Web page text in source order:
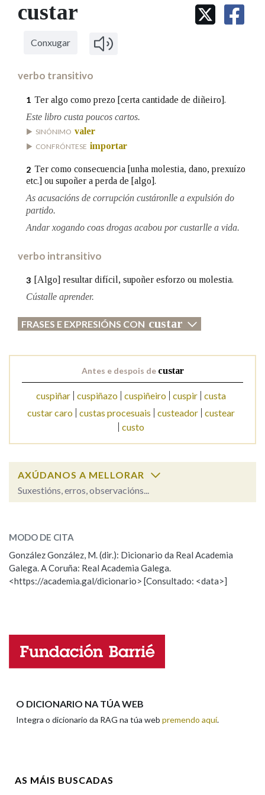
IDENTIDADE CORPORATIVA
MARCIAL DEL ADALID
FIGURAS HOMENAXEADAS
Facebook
TwitterYoutubeInstagram
BUSCAR NOS LEMAS
Comeza por
Contén
BUSCAR NO CONTIDO
Nas definicións
Nos exemplos
Na fraseoloxía
Marcas gramaticais
LIMPAR
custar
Conxugar
verbo transitivo
1 Ter algo como prezo [certa cantidade de diñeiro].
Este libro custa poucos cartos.
SINÓNIMO valer
CONFRÓNTESE importar
2 Ter como consecuencia [unha molestia, dano, prexuízo
etc.] ou supoñer a perda de [algo].
As acusacións de corrupción custáronlle a expulsión do
partido.
Andar xogando coas drogas acabou por custarlle a vida.
verbo intransitivo
3 [Algo] resultar difícil, supoñer esforzo ou molestia.
Cústalle aprender.
FRASES E EXPRESIÓNS CON custar
Antes e despois de custar
cuspiñar cuspiñazo cuspiñeiro cuspir custa
custar caro custas procesuais custeador custear
custo
AXÚDANOS A MELLORAR
Suxestións, erros, observacións...
ESCOLLE UNHA OPCIÓN:
Observación Hai un erro na palabra
Propoño mellorar a definición
Nome
MODO DE CITA
González González, M. (dir.): Dicionario da Real Academia
Galega. A Coruña: Real Academia Galega.
<https://academia.gal/dicionario> [Consultado: <data>]
O DICIONARIO NA TÚA WEB
Integra o dicionario da RAG na túa web premendo aquí.
AS MÁIS BUSCADAS